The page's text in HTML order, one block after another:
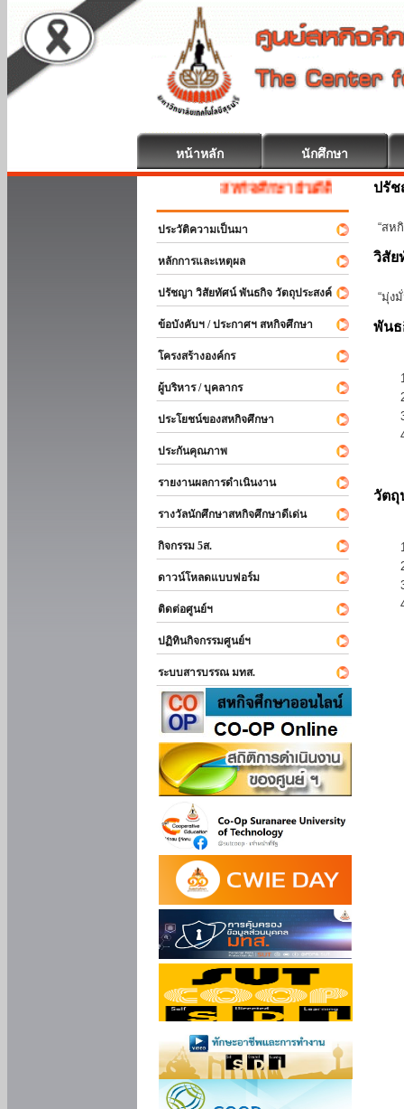
หน้าหลัก นักศึกษา
สหกิจศึกษา ยินดีต้อนรับ
ประวัติความเป็นมา
หลักการและเหตุผล
ปรัชญา วิสัยทัศน์ พันธกิจ วัตถุประสงค์
ข้อบังคับฯ / ประกาศฯ สหกิจศึกษา
โครงสร้างองค์กร
ผู้บริหาร / บุคลากร
ประโยชน์ของสหกิจศึกษา
ประกันคุณภาพ
รายงานผลการดำเนินงาน
รางวัลนักศึกษาสหกิจศึกษาดีเด่น
กิจกรรม 5ส.
ดาวน์โหลดแบบฟอร์ม
ติดต่อศูนย์ฯ
ปฏิทินกิจกรรมศูนย์ฯ
ระบบสารบรรณ มทส.
ปรั
“สห
วิสัย
“มุ่ง
พัน
วัตถุ